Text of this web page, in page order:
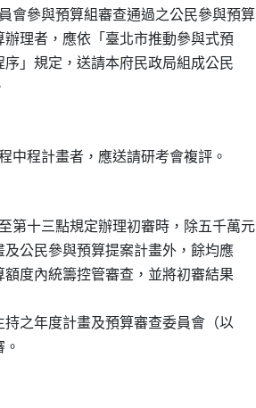
會參與預算組審查通過之公民參與預算
辦理者，應依「臺北市推動參與式預
序」規定，送請本府民政局組成公民
第十三點規定辦理初審時，除五千萬元
及公民參與預算提案計畫外，餘均應
額度內統籌控管審查，並將初審結果
持之年度計畫及預算審查委員會（以